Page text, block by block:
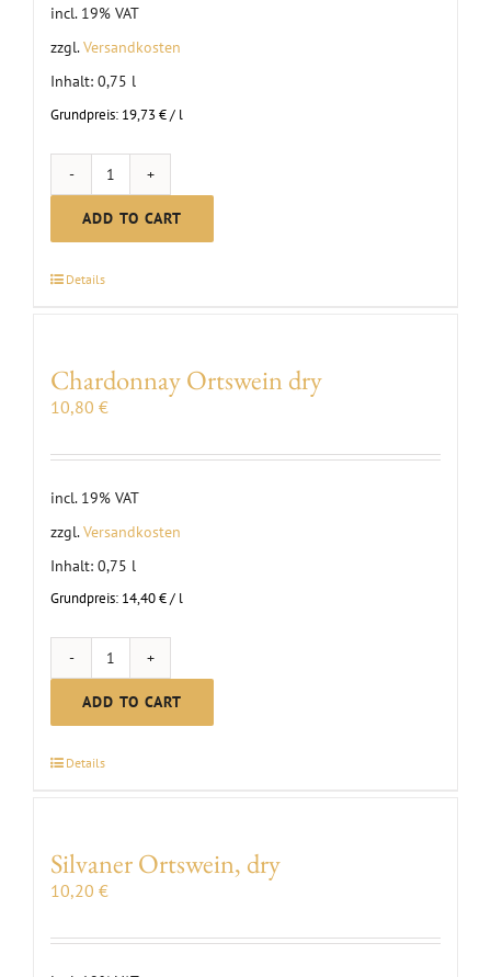
incl. 19% VAT
zzgl.Versandkosten
Inhalt: 0,75 l
Grundpreis: 19,73 €/ l
First
Clauß
Riesling
ADD TO CART
Details
Chardonnay Ortswein dry
10,80 €
incl. 19% VAT
zzgl.Versandkosten
Inhalt: 0,75 l
Grundpreis: 14,40€/ l
Chardonnay
Ortswein
dry
ADD TO CART
Details
Silvaner Ortswein, dry
10,20 €